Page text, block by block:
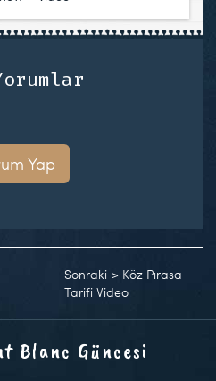
Yap
Sonraki > Köz Pırasa
Tarifi Video
Blanc Güncesi